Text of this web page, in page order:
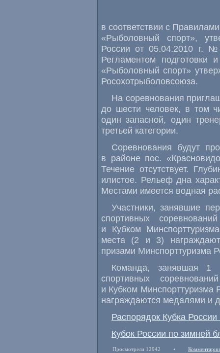
в соответствии с
«Рыболовный спорт»,
России от 05.04.2010 г.
Регламентом подготовки
«Рыболовный спорт»
Росохотрыболовсоюза.
На соревнования
до шести человек, в том
один запасной, один
третьей категории.
Соревнования будут
в районе пос.
Течение отсутствует.
илистое. Рельеф дна
Местами имеется водная
Участники, занявшие
спортивных
и Кубком
места (2 и 3)
призами Минспорттуризма
Команда, занявшая 1
спортивных
и Кубком
награждаются медалями и
Распорядок Кубка
Кубок России по зимней
Просмотрели 12942 •